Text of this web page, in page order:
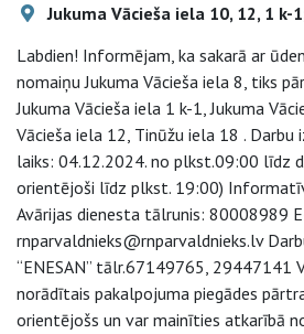
Jukuma Vācieša iela 10, 12, 1 k-
Labdien! Informējam, ka sakarā ar
nomaiņu Jukuma Vācieša iela 8, tiks
Jukuma Vācieša iela 1 k-1, Jukuma
Vācieša iela 12, Tinūžu iela 18 . Darbu
laiks: 04.12.2024. no plkst.09:00 līdz
orientējoši līdz plkst. 19:00)
Avārijas dienesta tālrunis: 80008989
rnparvaldnieks@rnparvaldnieks.lv
“ENESAN” tālr.67149765, 29447141
norādītais pakalpojuma piegādes
orientējošs un var mainīties atkarībā